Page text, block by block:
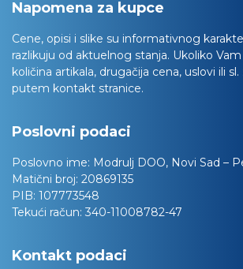
Napomena za kupce
Cene, opisi i slike su informativnog
razlikuju od aktuelnog stanja. Ukoliko
količina artikala, drugačija cena, uslovi ili
putem kontakt stranice.
Poslovni podaci
Poslovno ime: Modrulj DOO, Novi Sad –
Matični broj: 20869135
PIB: 107773548
Tekući račun: 340-11008782-47
Kontakt podaci